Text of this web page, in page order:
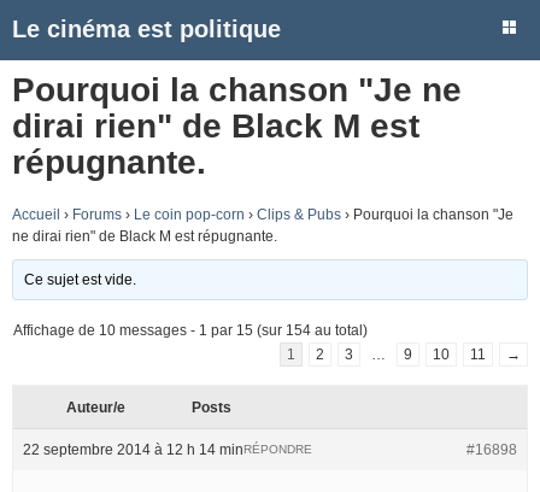
Le cinéma est politique
Pourquoi la chanson "Je ne
dirai rien" de Black M est
répugnante.
Accueil › Forums › Le coin pop-corn › Clips & Pubs › Pourquoi la chanson "Je
ne dirai rien" de Black M est répugnante.
Ce sujet est vide.
Affichage de 10 messages - 1 par 15 (sur 154 au total)
1
2 3 9 10 11 →
Auteur/e Posts
22 septembre 2014 à 12 h 14 min #16898
RÉPONDRE